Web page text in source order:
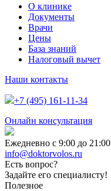
О клинике
Документы
Врачи
Цены
База знаний
Налоговый вычет
Наши контакты
+7 (495) 161-11-34
Онлайн консультация
Ежедневно с 9:00 до 21:00
info@doktorvolos.ru
Есть вопрос?
Задайте его специалисту!
Полезное